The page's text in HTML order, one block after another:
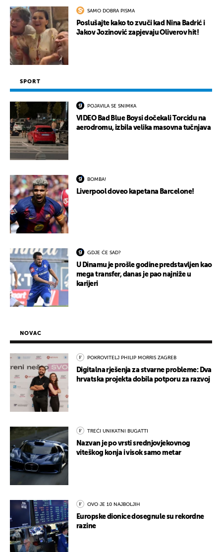
SAMO DOBRA PISMA
Poslušajte kako to zvuči kad Nina Badrić i
Jakov Jozinović zapjevaju Oliverov hit!
SPORT
POJAVILA SE SNIMKA
VIDEO Bad Blue Boysi dočekali Torcidu na
aerodromu, izbila velika masovna tučnjava
BOMBA!
Liverpool doveo kapetana Barcelone!
GDJE ĆE SAD?
U Dinamu je prošle godine predstavljen kao
mega transfer, danas je pao najniže u
karijeri
NOVAC
POKROVITELJ PHILIP MORRIS ZAGREB
Digitalna rješenja za stvarne probleme: Dva
hrvatska projekta dobila potporu za razvoj
TREĆI UNIKATNI BUGATTI
Nazvan je po vrsti srednjovjekovnog
viteškog konja i visok samo metar
OVO JE 10 NAJBOLJIH
Europske dionice dosegnule su rekordne
razine